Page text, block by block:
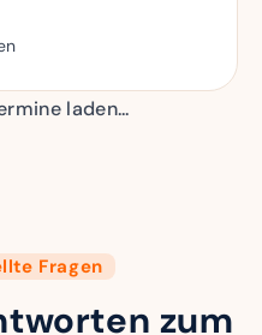
laden...
Fragen
zum